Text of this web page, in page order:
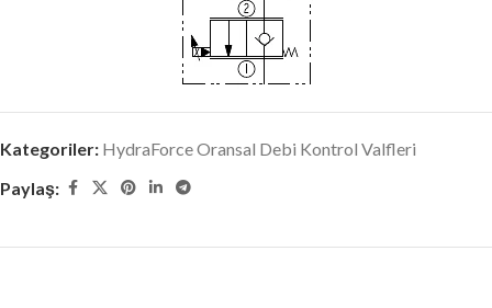
Kategoriler: HydraForce Oransal Debi Kontrol Valfleri
Paylaş: